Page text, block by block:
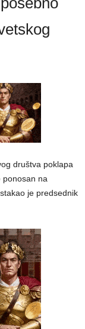
društva poklapa
ponosan na
je predsednik